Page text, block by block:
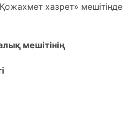
хазрет» мешітінде
мешітінің